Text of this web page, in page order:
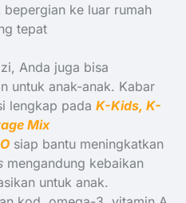
ke luar rumah
tepat
Anda juga bisa
untuk anak-anak. Kabar
lengkap pada K-Kids, K-
Mix
siap bantu meningkatkan
mengandung kebaikan
untuk anak.